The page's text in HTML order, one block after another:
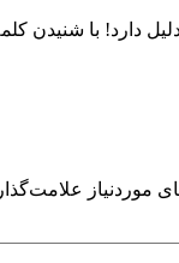
دارد! با شنیدن
موردنیاز